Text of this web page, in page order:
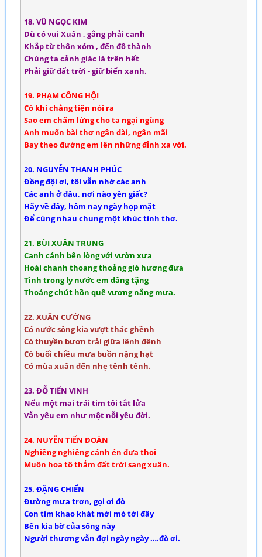
18. VŨ NGỌC KIM
Dù có vui Xuân , gắng phải canh
Khắp từ thôn xóm , đến đô thành
Chúng ta cảnh giác là trên hết
Phải giữ đất trời - giữ biển xanh.
19. PHẠM CÔNG HỘI
Có khi chẳng tiện nói ra
Sao em chấm lửng cho ta ngại ngùng
Anh muốn bài thơ ngân dài, ngân mãi
Bay theo đường em lên những đỉnh xa vời.
20. NGUYỄN THANH PHÚC
Đồng đội ơi, tôi vẫn nhớ các anh
Các anh ở đâu, nơi nào yên giấc?
Hãy về đây, hôm nay ngày họp mặt
Để cùng nhau chung một khúc tình thơ.
21. BÙI XUÂN TRUNG
Canh cánh bên lòng với vườn xưa
Hoài chanh thoang thoảng gió hương đưa
Tình trong ly nước em dâng tặng
Thoảng chút hồn quê vương nắng mưa.
22. XUÂN CƯỜNG
Có nước sông kia vượt thác ghềnh
Có thuyền bươn trải giữa lênh đênh
Có buổi chiều mưa buồn nặng hạt
Có mùa xuân đến nhẹ tênh tênh.
23. ĐỖ TIẾN VINH
Nếu một mai trái tim tôi tắt lửa
Vẫn yêu em như một nỗi yêu đời.
24. NUYỄN TIẾN ĐOÀN
Nghiêng nghiêng cánh én đưa thoi
Muôn hoa tô thắm đất trời sang xuân.
25. ĐẶNG CHIẾN
Đường mưa trơn, gọi ơi đò
Con tim khao khát mới mò tới đây
Bên kia bờ của sông này
Người thương vẫn đợi ngày ngày ….đò ơi.